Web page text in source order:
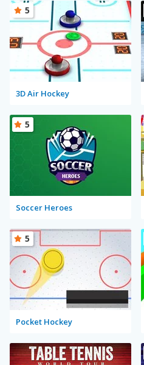
3D Air Hockey
5
Soccer Heroes
5
Pocket Hockey
5